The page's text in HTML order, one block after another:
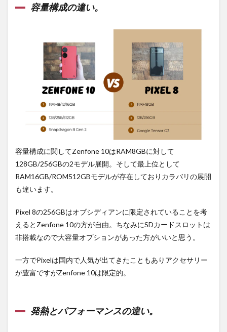
容量構成の違い。
容量構成に関してZenfone 10はRAM8GBに対して
128GB/256GBの2モデル展開。そして最上位として
RAM16GB/ROM512GBモデルが存在しておりカラバリの展開
も違います。
Pixel 8の256GBはオブシディアンに限定されていることを考
えるとZenfone 10の方が自由。ちなみにSDカードスロットは
非搭載なので大容量オプションがあった方がいいと思う。
一方でPixelは国内で人気が出てきたこともありアクセサリー
が豊富ですがZenfone 10は限定的。
発熱とパフォーマンスの違い。